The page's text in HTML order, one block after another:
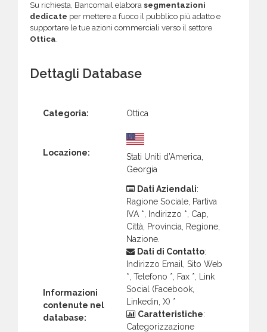
Su richiesta, Bancomail elabora segmentazioni
dedicate per mettere a fuoco il pubblico più adatto e
supportare le tue azioni commerciali verso il settore
Ottica.
Dettagli Database
Categoria: Ottica
Locazione:
Stati Uniti d’America,
Georgia
Informazioni
contenute nel
database:
Dati Aziendali:
Ragione Sociale, Partiva
IVA *, Indirizzo *, Cap,
Città, Provincia, Regione,
Nazione.
Dati di Contatto:
Indirizzo Email, Sito Web
*, Telefono *, Fax *, Link
Social (Facebook,
Linkedin, X) *
Caratteristiche:
Categorizzazione